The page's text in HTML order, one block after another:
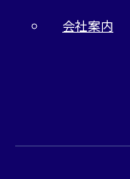
会社案内